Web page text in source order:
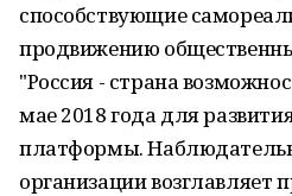
способствующие
продвижению
"Россия - страна
мае 2018 года для
платформы.
организации возглавляет